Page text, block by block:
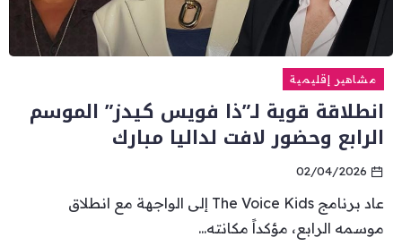
مشاهير إقليمية
انطلاقة قوية لـ”ذا فويس كيدز” الموسم
الرابع وحضور لافت لداليا مبارك
02/04/2026
عاد برنامج The Voice Kids إلى الواجهة مع انطلاق
موسمه الرابع، مؤكداً مكانته...